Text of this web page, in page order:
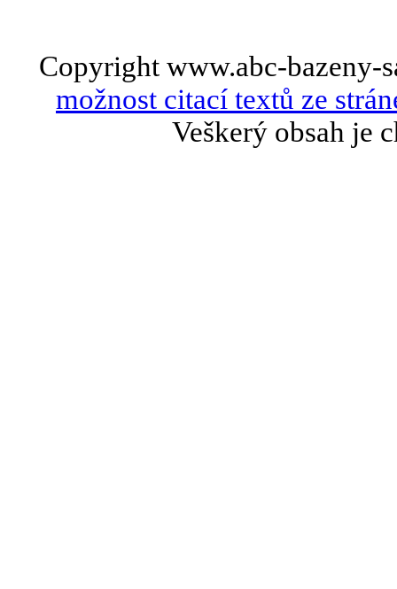
Copyright www.abc-bazeny-
možnost citací textů ze
Veškerý obsah je